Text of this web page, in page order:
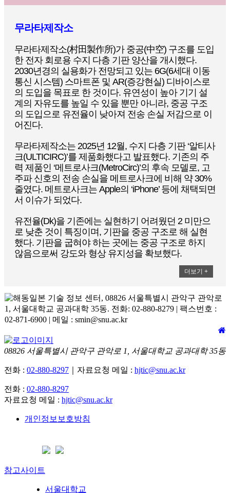
무라타제작소
무라타제작소(村田製作所)가 중공(中空) 구조를 도입
한 전자 회로용 수지 다층 기판 양산을 개시했다.
2030년경의 실용화가 전망되고 있는 6G(6세대 이동
통신 시스템) 스마트폰 및 AR(증강현실) 디바이스로
의 도입을 목표로 한 것이다. 유연성이 높아 기기 설
계의 자유도를 높일 수 있을 뿐만 아니라, 중공 구조
의 도입으로 유전율이 낮아져 전송 손실 저감으로 이
어진다.
무라타제작소는 2025년 12월, 수지 다층 기판 ‘알티사
크(ULTICIRC)’를 제품화했다고 발표했다. 기존의 주
력 제품인 ‘메트로사크(MetroCirc)’의 후속 모델로, 고
주파 신호의 전송 손실을 메트로사크에 비해 약 30%
줄였다. 메트로사크는 Apple의 ‘iPhone’ 등에 채택되면
서 이슈가 되었다.
유전율(Dk)을 기존에는 실현하기 어려웠던 2 미만으
로 낮춘 것이 특징이며, 기판을 중공 구조로 해 실현
했다. 기판을 굽혀야 하는 곳에는 중공 구조로 하지
않음으로써 강도와 형상 유지성을 확보했다.
더보기 +
08826 서울특별시 관악구 관악로 1, 서울대학교 공과대학 35동
전화 : 02-880-8297 ｜자료요청 메일 : hjtic@snu.ac.kr
전화 : 02-880-8297
자료요청 메일 : hjtic@snu.ac.kr
개인정보보호방침
참고사이트
서울대학교